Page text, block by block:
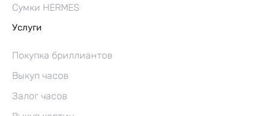
Сумки HERMES
Услуги
Покупка бриллиантов
Выкуп часов
Залог часов